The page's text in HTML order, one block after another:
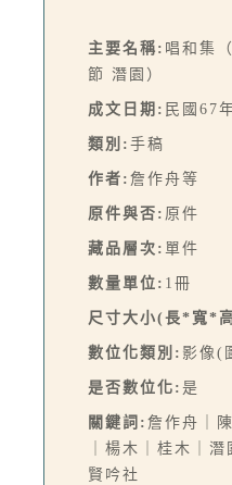
主要名稱: 唱和集
節 潛園）
成文日期: 民國67
類別: 手稿
作者: 詹作舟等
原件與否: 原件
藏品層次: 單件
數量單位: 1冊
尺寸大小(長*寬*
數位化類別: 影像(
是否數位化: 是
關鍵詞: 詹作舟｜
｜楊木｜桂木｜
賢吟社